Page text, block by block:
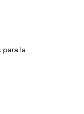
para la